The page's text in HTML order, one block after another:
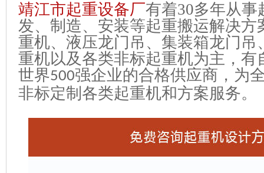
靖江市起重设备厂有着30多年从事
发、制造、安装等起重搬运解决方
重机、液压龙门吊、集装箱龙门吊
重机以及各类非标起重机为主，有
世界500强企业的合格供应商，为
非标定制各类起重机和方案服务。